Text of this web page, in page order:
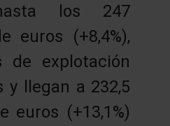
los 247
euros (+8,4%),
de explotación
y llegan a 232,5
euros (+13,1%)